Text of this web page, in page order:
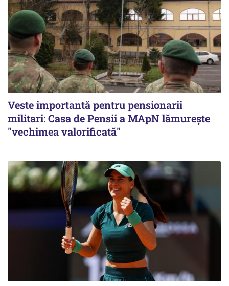
Veste importantă pentru pensionarii
militari: Casa de Pensii a MApN lămurește
"vechimea valorificată"